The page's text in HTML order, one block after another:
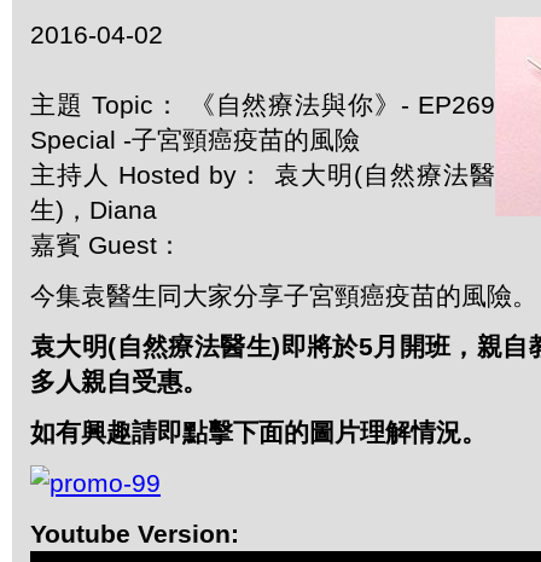
2016-04-02
主題 Topic： 《自然療法與你》- EP269
Special -子宮頸癌疫苗的風險
主持人 Hosted by： 袁大明(自然療法醫
生)，Diana
嘉賓 Guest：
今集袁醫生同大家分享子宮頸癌疫苗的風險。
袁大明(自然療法醫生)即將於5月開班，親自
多人親自受惠。
如有興趣請即點擊下面的圖片理解情況。
Youtube Version: